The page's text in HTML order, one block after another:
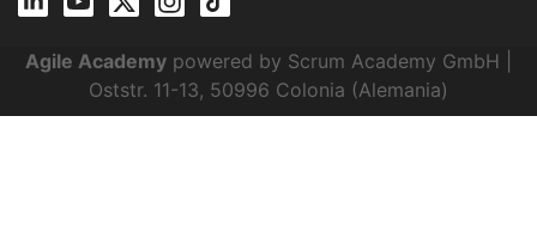
Agile Academy powered by Scrum Academy GmbH |
Oststr. 11-13, 50996 Colonia (Alemania)